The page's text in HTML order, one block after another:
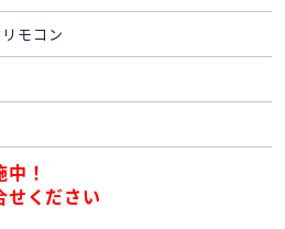
モコン
！
せください